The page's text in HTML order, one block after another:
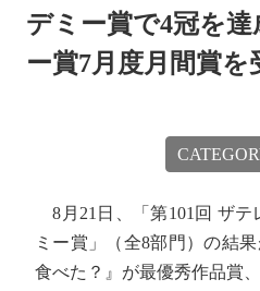
デミー賞で4冠を
ー賞7月度月間賞を
8月21日、「第101回 ザテ
ミー賞」（全8部門）の結
食べた？』が最優秀作品賞